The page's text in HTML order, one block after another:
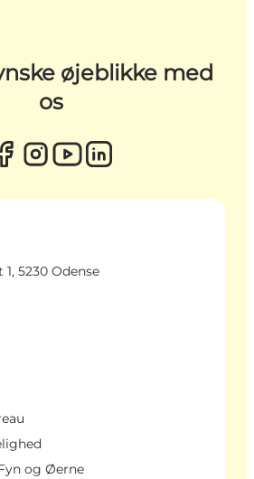
øjeblikke med
os
5230 Odense
og Øerne